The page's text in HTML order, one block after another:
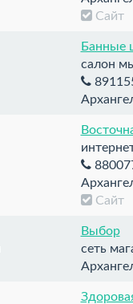
Банные
салон
Выбор
сеть